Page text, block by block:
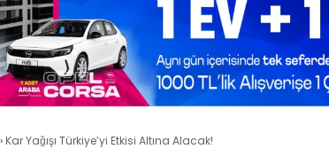
› Kar Yağışı Türkiye’yi Etkisi Altına Alacak!